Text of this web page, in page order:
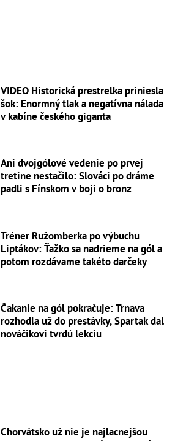
VIDEO Historická prestrelka priniesla
šok: Enormný tlak a negatívna nálada
v kabíne českého giganta
Ani dvojgólové vedenie po prvej
tretine nestačilo: Slováci po dráme
padli s Fínskom v boji o bronz
Tréner Ružomberka po výbuchu
Liptákov: Ťažko sa nadrieme na gól a
potom rozdávame takéto darčeky
Čakanie na gól pokračuje: Trnava
rozhodla už do prestávky, Spartak dal
nováčikovi tvrdú lekciu
Chorvátsko už nie je najlacnejšou